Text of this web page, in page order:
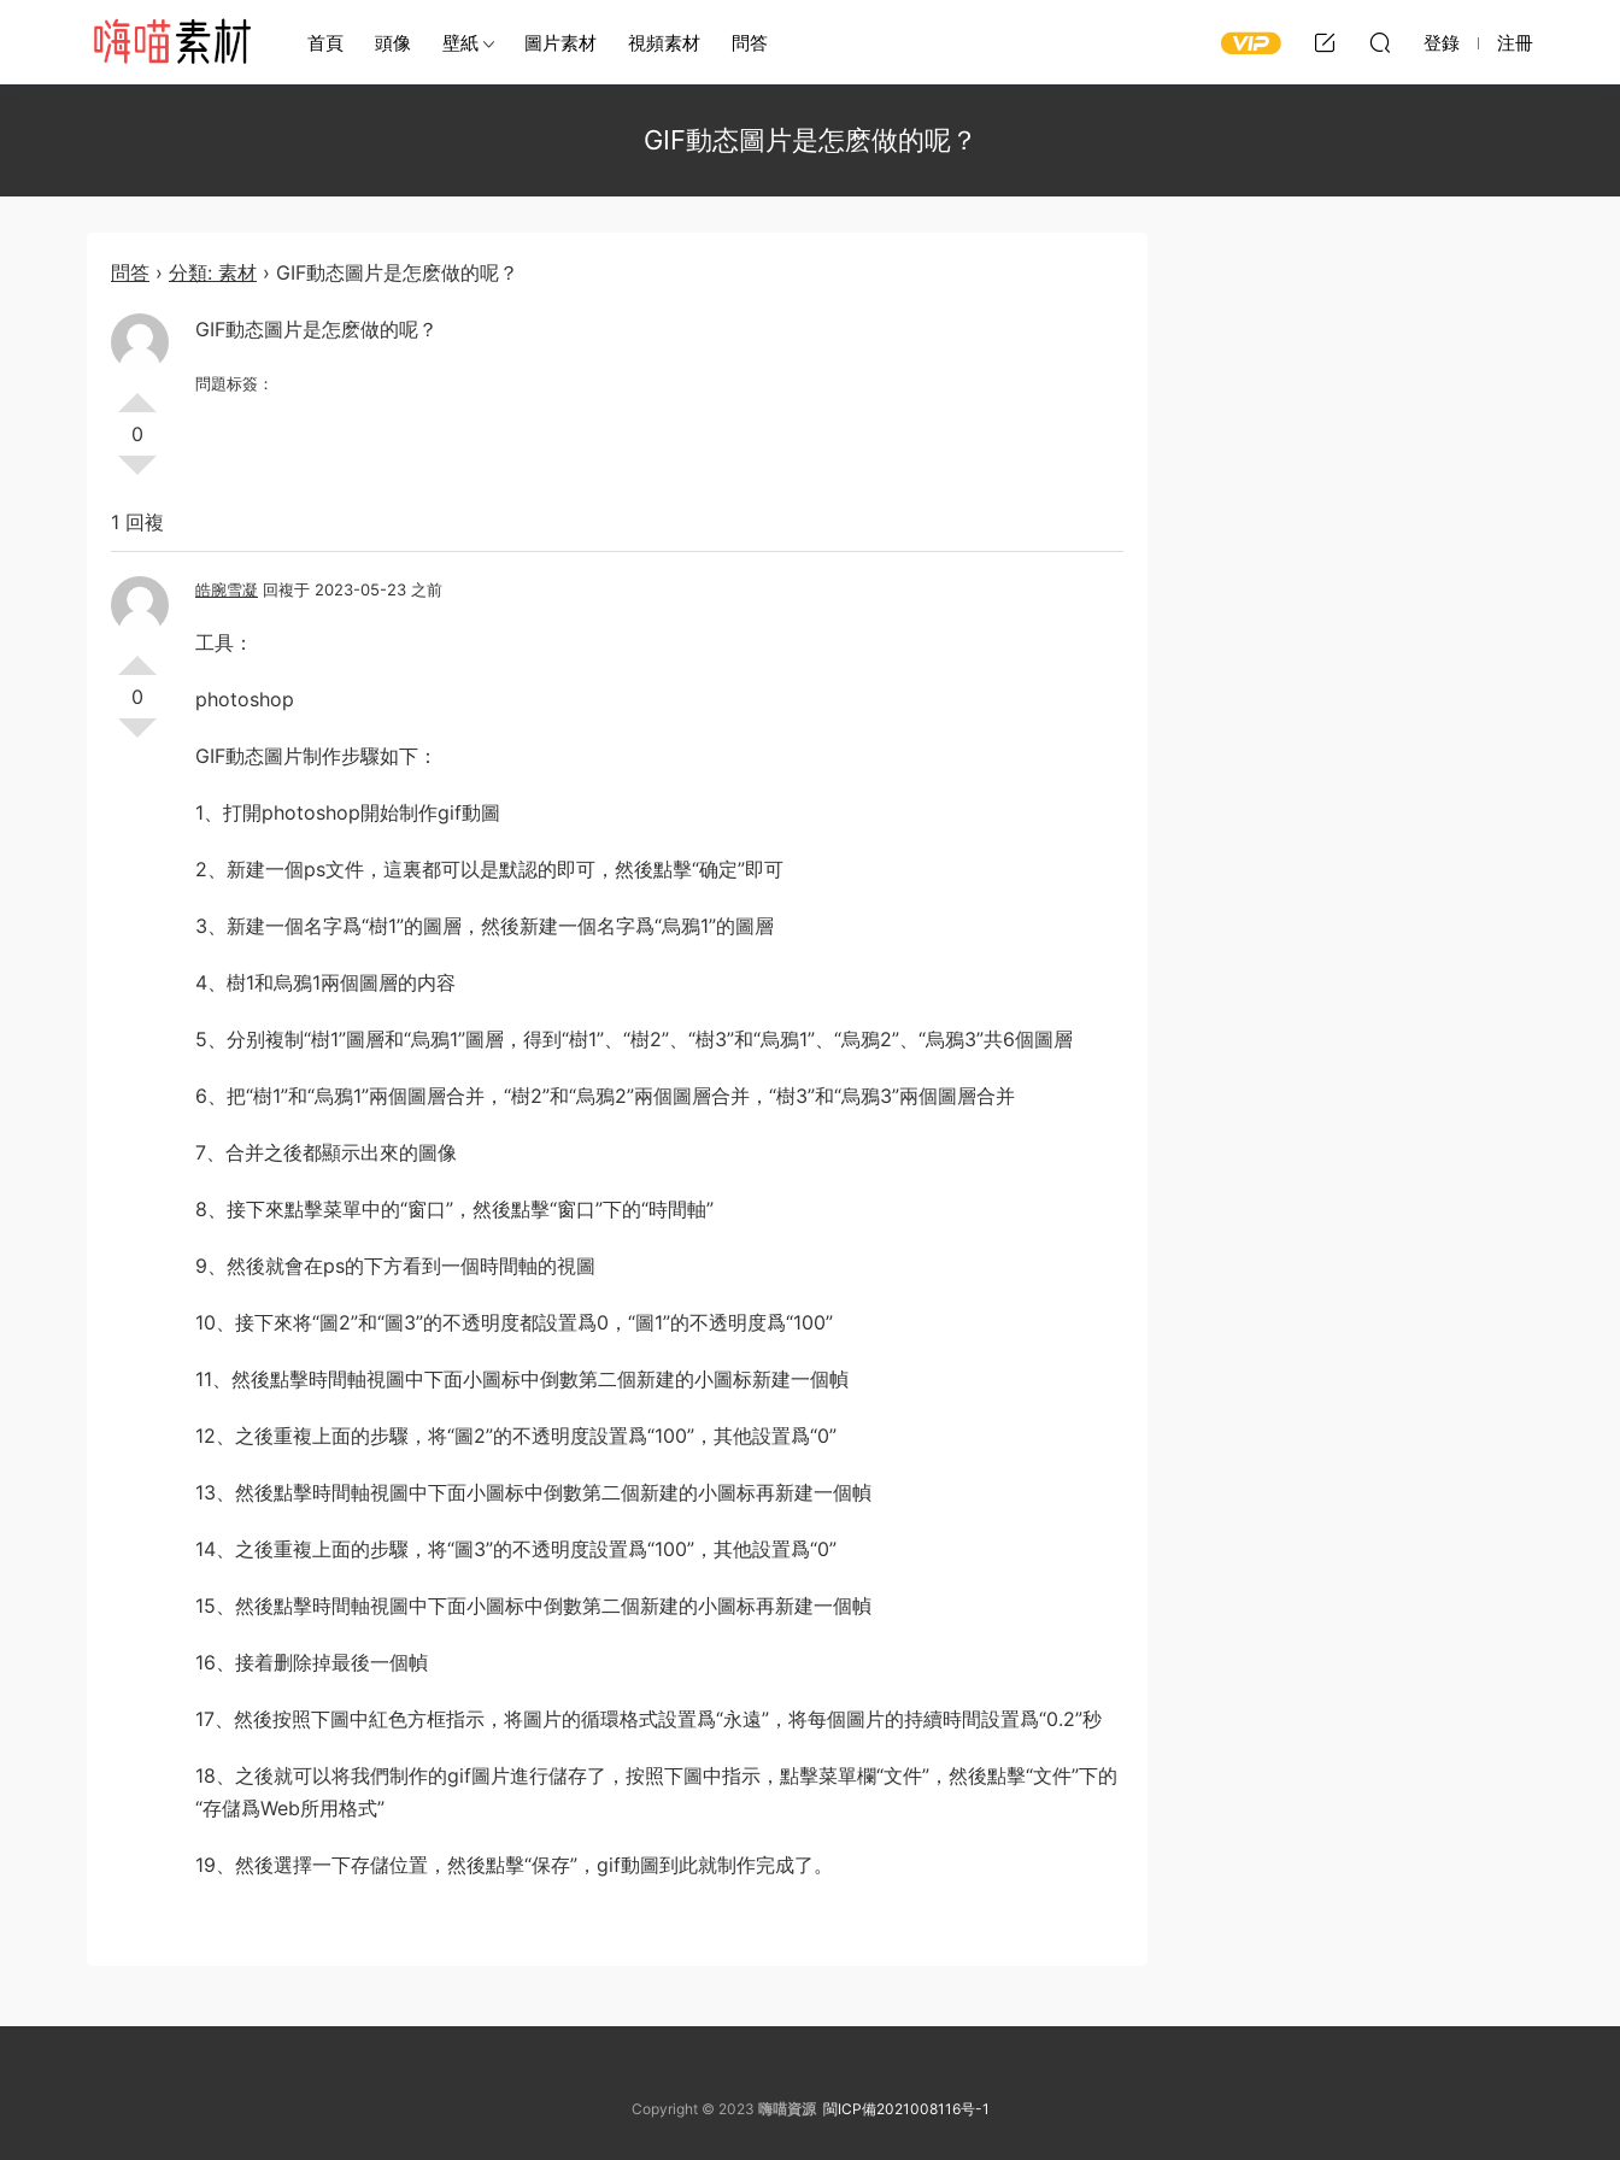
首頁 頭像 壁紙 圖片素材 視頻素材 問答 登錄 注冊
GIF動态圖片是怎麽做的呢？
問答 › 分類: 素材 › GIF動态圖片是怎麽做的呢？
0
GIF動态圖片是怎麽做的呢？
問題标簽：
1 回複
0
皓腕雪凝 回複于 2023-05-23 之前
工具：
photoshop
GIF動态圖片制作步驟如下：
1、打開photoshop開始制作gif動圖
2、新建一個ps文件，這裏都可以是默認的即可，然後點擊“确定”即可
3、新建一個名字爲“樹1”的圖層，然後新建一個名字爲“烏鴉1”的圖層
4、樹1和烏鴉1兩個圖層的内容
5、分别複制“樹1”圖層和“烏鴉1”圖層，得到“樹1”、“樹2”、“樹3”和“烏鴉1”、“烏鴉2”、“烏鴉3”共6個圖層
6、把“樹1”和“烏鴉1”兩個圖層合并，“樹2”和“烏鴉2”兩個圖層合并，“樹3”和“烏鴉3”兩個圖層合并
7、合并之後都顯示出來的圖像
8、接下來點擊菜單中的“窗口”，然後點擊“窗口”下的“時間軸”
9、然後就會在ps的下方看到一個時間軸的視圖
10、接下來将“圖2”和“圖3”的不透明度都設置爲0，“圖1”的不透明度爲“100”
11、然後點擊時間軸視圖中下面小圖标中倒數第二個新建的小圖标新建一個幀
12、之後重複上面的步驟，将“圖2”的不透明度設置爲“100”，其他設置爲“0”
13、然後點擊時間軸視圖中下面小圖标中倒數第二個新建的小圖标再新建一個幀
14、之後重複上面的步驟，将“圖3”的不透明度設置爲“100”，其他設置爲“0”
15、然後點擊時間軸視圖中下面小圖标中倒數第二個新建的小圖标再新建一個幀
16、接着删除掉最後一個幀
17、然後按照下圖中紅色方框指示，将圖片的循環格式設置爲“永遠”，将每個圖片的持續時間設置爲“0.2”秒
18、之後就可以将我們制作的gif圖片進行儲存了，按照下圖中指示，點擊菜單欄“文件”，然後點擊“文件”下的
“存儲爲Web所用格式”
19、然後選擇一下存儲位置，然後點擊“保存”，gif動圖到此就制作完成了。
Copyright © 2023 嗨喵資源 閩ICP備2021008116号-1